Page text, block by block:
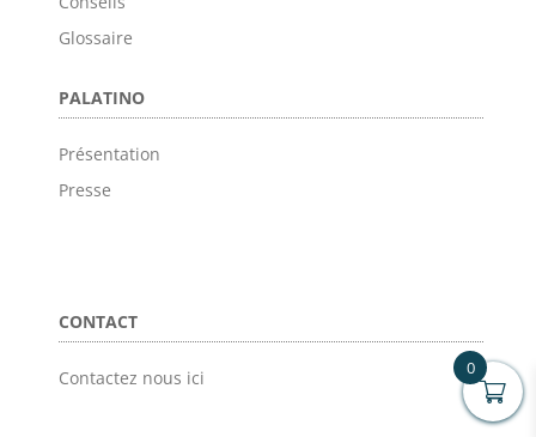
Glossaire
PALATINO
Présentation
Presse
CONTACT
Contactez nous ici 0